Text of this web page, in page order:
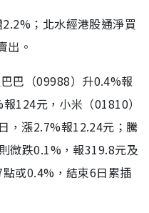
；北水經港股通淨買
出。
巴（09988）升0.4%報
124元，小米（01810）
，漲2.7%報12.24元；騰
微跌0.1%，報319.8元及
或0.4%，結束6日累插